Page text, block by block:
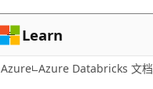
容
Learn
Azure Azure Databricks 文档